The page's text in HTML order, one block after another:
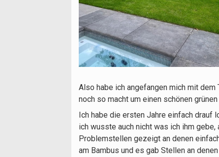
Also habe ich angefangen mich mit
noch so macht um einen schönen
Ich habe die ersten Jahre einfach
ich wusste auch nicht was ich ihm
Problemstellen gezeigt an denen
am Bambus und es gab Stellen an